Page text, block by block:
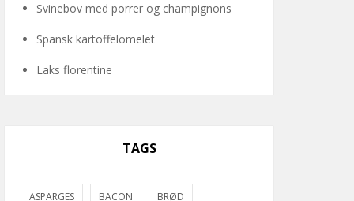
Svinebov med porrer og champignons
Spansk kartoffelomelet
Laks florentine
TAGS
ASPARGES BACON BRØD